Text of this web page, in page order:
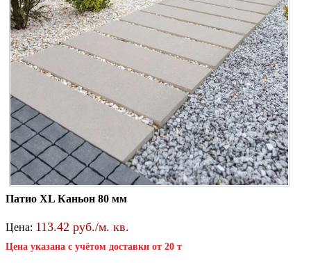
Патио XL Каньон 80 мм
Цена: 113.42 руб./м. кв.
Цена указана с учётом доставки от 20 т